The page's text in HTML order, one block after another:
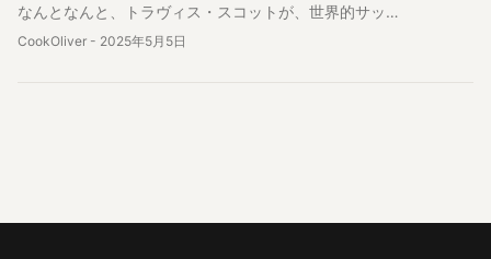
なんとなんと、トラヴィス・スコットが、世界的サッ…
CookOliver - 2025年5月5日